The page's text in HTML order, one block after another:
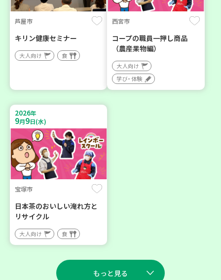
芦屋市
キリン健康セミナー
大人向け 食
西宮市
コープの職員一押し商品
（農産果物編）
大人向け
学び・体験
2026年
9月9日(水)
宝塚市
日本茶のおいしい淹れ方と
リサイクル
大人向け 食
もっと見る